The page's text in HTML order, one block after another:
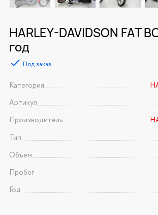
HARLEY-DAVIDSON FAT
год
Под заказ
Категория
Артикул
Производитель
Тип
Объем
Пробег
Год